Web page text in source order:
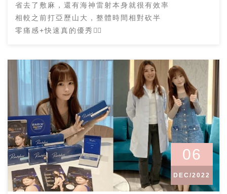
省去了敷麻，還有海神雷射本身就很有效率
相較之前打亞歷山大，整體時間相對砍半
零痛感+快速真的優秀👍🏻
06
DEC/2022